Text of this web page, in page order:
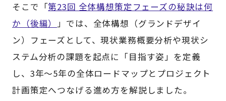
そこで「第23回 全体構想策定フェーズの秘訣は何
か（後編） 」では、全体構想（グランドデザイ
ン）フェーズとして、現状業務概要分析や現状シ
ステム分析の課題を起点に「目指す姿」を定義
し、3年～5年の全体ロードマップとプロジェクト
計画策定へつなげる進め方を解説しました。